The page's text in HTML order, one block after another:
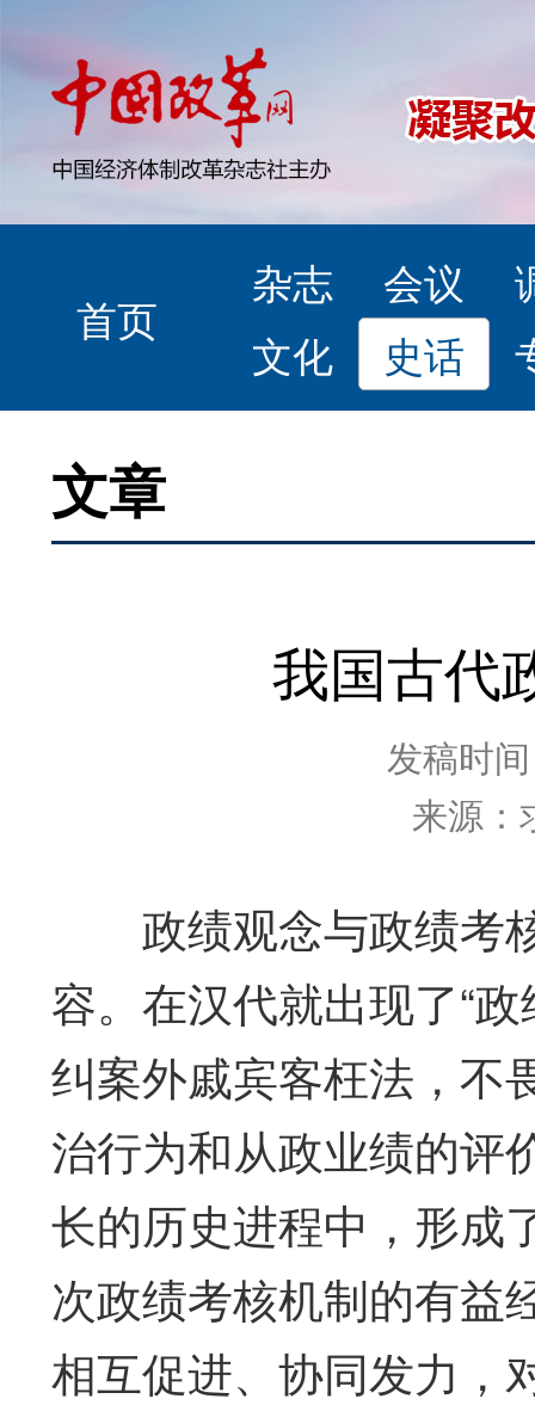
首页
杂志 会议
文化
史话
文章
我国古代
发稿时
来源：
政绩观念与政绩考
容。在汉代就出现了“
纠案外戚宾客枉法，不
治行为和从政业绩的评
长的历史进程中，形成
次政绩考核机制的有益
相互促进、协同发力，